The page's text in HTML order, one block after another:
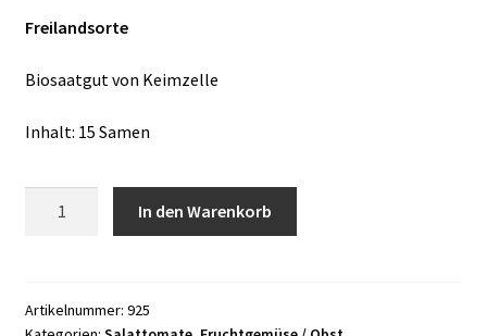
Freilandsorte
Biosaatgut von Keimzelle
Inhalt: 15 Samen
Solanum
In den Warenkorb
Artikelnummer: 925